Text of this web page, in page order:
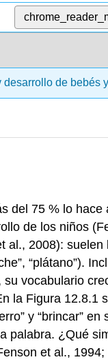
desarrollo de bebés
del 75 % lo hace
de los niños
al., 2008):
“plátano”).
vocabulario
la Figura 12.8.1
y “brincar” en
palabra. ¿Qué
et al.,